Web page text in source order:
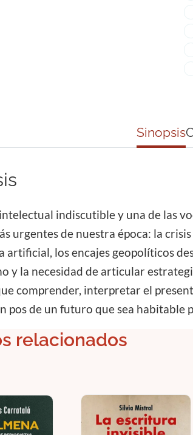
Sinopsis
indiscutible y una de las
urgentes de nuestra época: la
artificial, los encajes geopolíticos
y la necesidad de articular
comprender, interpretar el
pos de un futuro que sea habitable
relacionados